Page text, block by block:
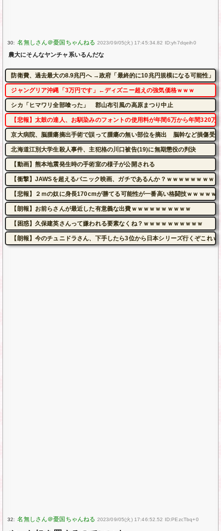
30: 2023/09/05(火) 17:45:34.82 ID:yh7dqeih0
農大にそんなヤンチャ系いるんだな
防衛費、過去最大の8.9兆円へ →政府「最終的に10兆円規模になる可能性」
ジャングリア沖縄「3万円です」←ディズニー超えの強気価格ｗｗｗ
シカ「ヒマワリ全部喰った」 郡山布引風の高原まつり中止
【悲報】太鼓の達人、お馴染みのフォントの使用料が年間6万から年間320万
京大病院、脳腫瘍摘出手術で誤って腫瘍の無い部位を摘出 脳幹など損傷受
北海道江別大学生殺人事件、主犯格の川口被告(19)に無期懲役の判決
【動画】熊本地震発生時の手術室の様子が公開される
【衝撃】JAWSを超えるパニック映画、ガチであるんか？ｗｗｗｗｗｗｗｗ
【悲報】２ｍの奴に身長170cmが勝てる可能性が一番高い格闘技ｗｗｗｗｗ
【朗報】お前らさんが最近した有意義な出費ｗｗｗｗｗｗｗｗｗｗ
【困惑】久保建英さんって嫌われる要素なくね？ｗｗｗｗｗｗｗｗｗｗ
【朗報】今のチュニドラさん、下手したら3位から日本シリーズ行くぞこれ
32: 2023/09/05(火) 17:46:52.52 ID:PEzcTbq+0